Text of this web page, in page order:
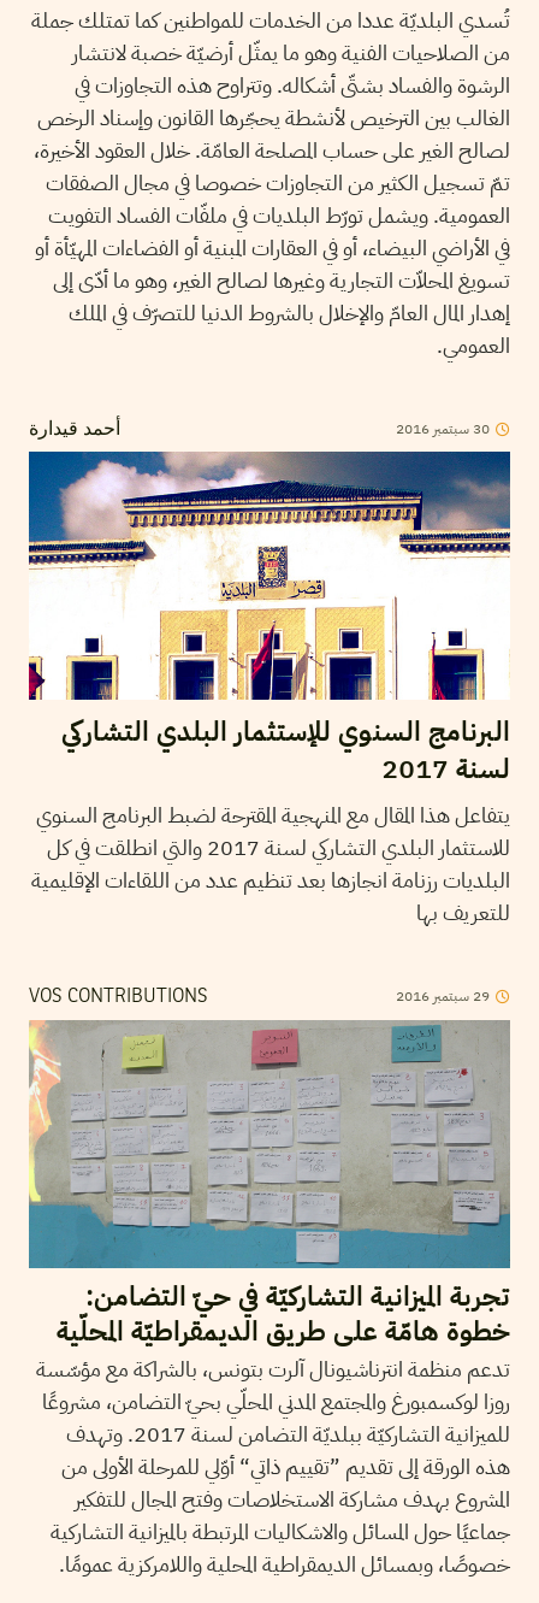
تُسدي البلديّة عددا من الخدمات للمواطنين كما تمتلك جملة
من الصلاحيات الفنية وهو ما يمثّل أرضيّة خصبة لانتشار
الرشوة والفساد بشتّى أشكاله. وتتراوح هذه التجاوزات في
الغالب بين الترخيص لأنشطة يحجّرها القانون وإسناد الرخص
لصالح الغير على حساب المصلحة العامّة. خلال العقود الأخيرة،
تمّ تسجيل الكثير من التجاوزات خصوصا في مجال الصفقات
العمومية. ويشمل تورّط البلديات في ملفّات الفساد التفويت
في الأراضي البيضاء، أو في العقارات المبنية أو الفضاءات المهيّأة أو
تسويغ المحلاّت التجارية وغيرها لصالح الغير، وهو ما أدّى إلى
إهدار المال العامّ والإخلال بالشروط الدنيا للتصرّف في الملك
العمومي.
أحمد قيدارة 30 سبتمبر 2016
البرنامج السنوي للإستثمار البلدي التشاركي
لسنة 2017
يتفاعل هذا المقال مع المنهجية المقترحة لضبط البرنامج السنوي
للاستثمار البلدي التشاركي لسنة 2017 والتي انطلقت في كل
البلديات رزنامة انجازها بعد تنظيم عدد من اللقاءات الإقليمية
للتعريف بها
VOS CONTRIBUTIONS 29 سبتمبر 2016
تجربة الميزانية التشاركيّة في حيّ التضامن:
خطوة هامّة على طريق الديمقراطيّة المحلّية
تدعم منظمة انترناشيونال آلرت بتونس، بالشراكة مع مؤسّسة
روزا لوكسمبورغ والمجتمع المدني المحلّي بحيّ التضامن، مشروعًا
للميزانية التشاركيّة ببلديّة التضامن لسنة 2017. وتهدف
هذه الورقة إلى تقديم ”تقييم ذاتي“ أوّلي للمرحلة الأولى من
المشروع بهدف مشاركة الاستخلاصات وفتح المجال للتفكير
جماعيًا حول المسائل والاشكاليات المرتبطة بالميزانية التشاركية
خصوصًا، وبمسائل الديمقراطية المحلية واللامركزية عمومًا.